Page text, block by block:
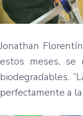
Jonathan
estos meses,
biodegradables.
perfectamente a